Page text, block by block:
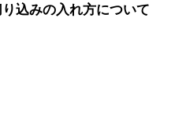
込みの入れ方について